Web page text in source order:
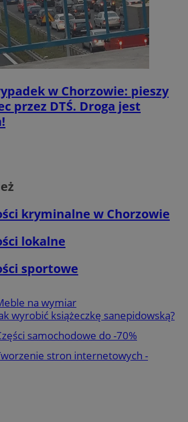
w Chorzowie: pieszy
przez DTŚ. Droga jest
kryminalne w Chorzowie
lokalne
sportowe
na wymiar
wyrobić książeczkę sanepidowską?
samochodowe do -70%
stron internetowych -